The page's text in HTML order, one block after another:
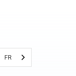
FR